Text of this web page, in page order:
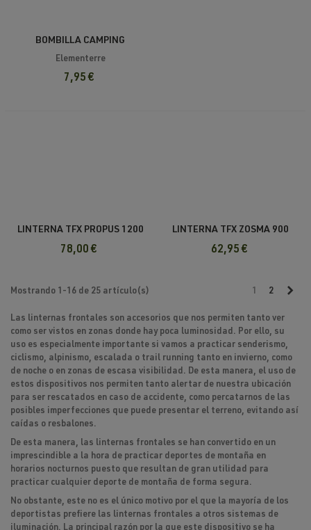
BOMBILLA CAMPING
ELEMENTERRE ROOF
Elementerre
7,95 €
LINTERNA TFX PROPUS 1200
LUMENS
78,00 €
LINTERNA TFX ZOSMA 900
LUMENS
62,95 €
Mostrando 1-16 de 25 artículo(s) 1 2
Las linternas frontales son accesorios que nos permiten tanto ver
como ser vistos en zonas donde hay poca luminosidad. Por ello, su
uso es especialmente importante si vamos a practicar senderismo,
ciclismo, alpinismo, escalada o trail running tanto en invierno, como
de noche o en zonas de escasa visibilidad. De esta manera, el uso de
estos dispositivos nos permiten tanto alertar de nuestra ubicación
para ser rescatados en caso de accidente, como percatarnos de las
posibles imperfecciones que puede presentar el terreno, evitando así
caídas o resbalones.
De esta manera, las linternas frontales se han convertido en un
imprescindible a la hora de practicar deportes de montaña en
horarios nocturnos puesto que resultan de gran utilidad para
practicar cualquier deporte de montaña de forma segura.
No obstante, este no es el único motivo por el que la mayoría de los
deportistas prefiere las linternas frontales a otros sistemas de
iluminación. La principal razón por la que este dispositivo se ha